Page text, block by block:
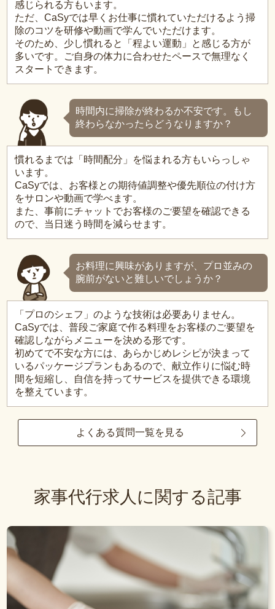
感じられる方もいます。
ただ、CaSyでは早くお仕事に慣れていただけるよう掃
除のコツを研修や動画で学んでいただけます。
そのため、少し慣れると「程よい運動」と感じる方が
多いです。ご自身の体力に合わせたペースで無理なく
スタートできます。
時間内に掃除が終わるか不安です。もし
終わらなかったらどうなりますか？
慣れるまでは「時間配分」を悩まれる方もいらっしゃ
います。
CaSyでは、お客様との期待値調整や優先順位の付け方
をサロンや動画で学べます。
また、事前にチャットでお客様のご要望を確認できる
ので、当日迷う時間を減らせます。
お料理に興味がありますが、プロ並みの
腕前がないと難しいでしょうか？
「プロのシェフ」のような技術は必要ありません。
CaSyでは、普段ご家庭で作る料理をお客様のご要望を
確認しながらメニューを決める形です。
初めてで不安な方には、あらかじめレシピが決まって
いるパッケージプランもあるので、献立作りに悩む時
間を短縮し、自信を持ってサービスを提供できる環境
を整えています。
よくある質問一覧を見る
家事代行求人に関する記事